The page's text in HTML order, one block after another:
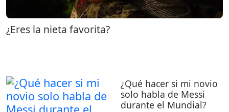
¿Eres la nieta favorita?
¿Qué hacer si mi novio
solo habla de Messi
durante el Mundial?